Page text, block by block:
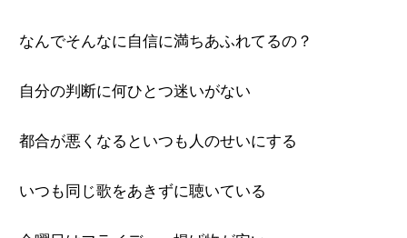
なんでそんなに自信に満ちあふれてるの？
自分の判断に何ひとつ迷いがない
都合が悪くなるといつも人のせいにする
いつも同じ歌をあきずに聴いている